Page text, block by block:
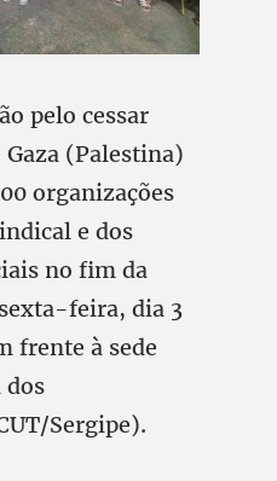
pelo cessar
(Palestina)
organizações
e dos
no fim da
feira, dia 3
frente à sede
dos
Sergipe).